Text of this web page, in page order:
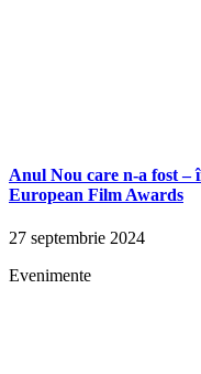
Anul Nou care n-a fost –
European Film Awards
27 septembrie 2024
Evenimente